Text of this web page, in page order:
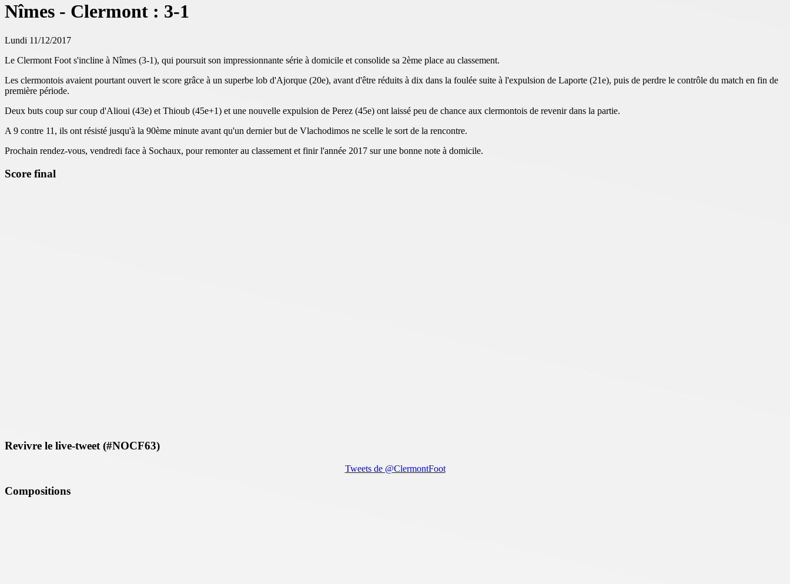
Nîmes - Clermont : 3-1
Lundi 11/12/2017
Le Clermont Foot s'incline à Nîmes (3-1), qui poursuit son impressionnante série à domicile et consolide sa 2ème place au classement.
Les clermontois avaient pourtant ouvert le score grâce à un superbe lob d'Ajorque (20e), avant d'être réduits à dix dans la foulée suite à l'expulsion de Laporte (21e), puis de perdre le contrôle du match en fin de
première période.
Deux buts coup sur coup d'Alioui (43e) et Thioub (45e+1) et une nouvelle expulsion de Perez (45e) ont laissé peu de chance aux clermontois de revenir dans la partie.
A 9 contre 11, ils ont résisté jusqu'à la 90ème minute avant qu'un dernier but de Vlachodimos ne scelle le sort de la rencontre.
Prochain rendez-vous, vendredi face à Sochaux, pour remonter au classement et finir l'année 2017 sur une bonne note à domicile.
Score final
Revivre le live-tweet (#NOCF63)
Tweets de @ClermontFoot
Compositions